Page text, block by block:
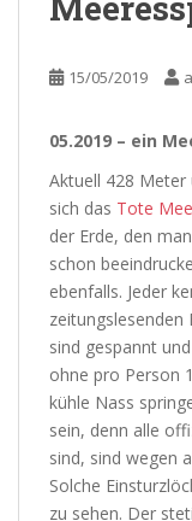
15/05/2019
05.2019 – ein
Aktuell 428
sich das Tote
der Erde, den
schon
ebenfalls. Jeder
zeitungslesenden
sind gespannt
ohne pro Person
kühle Nass
sein, denn alle
sind, sind wegen
Solche
zu sehen. Der